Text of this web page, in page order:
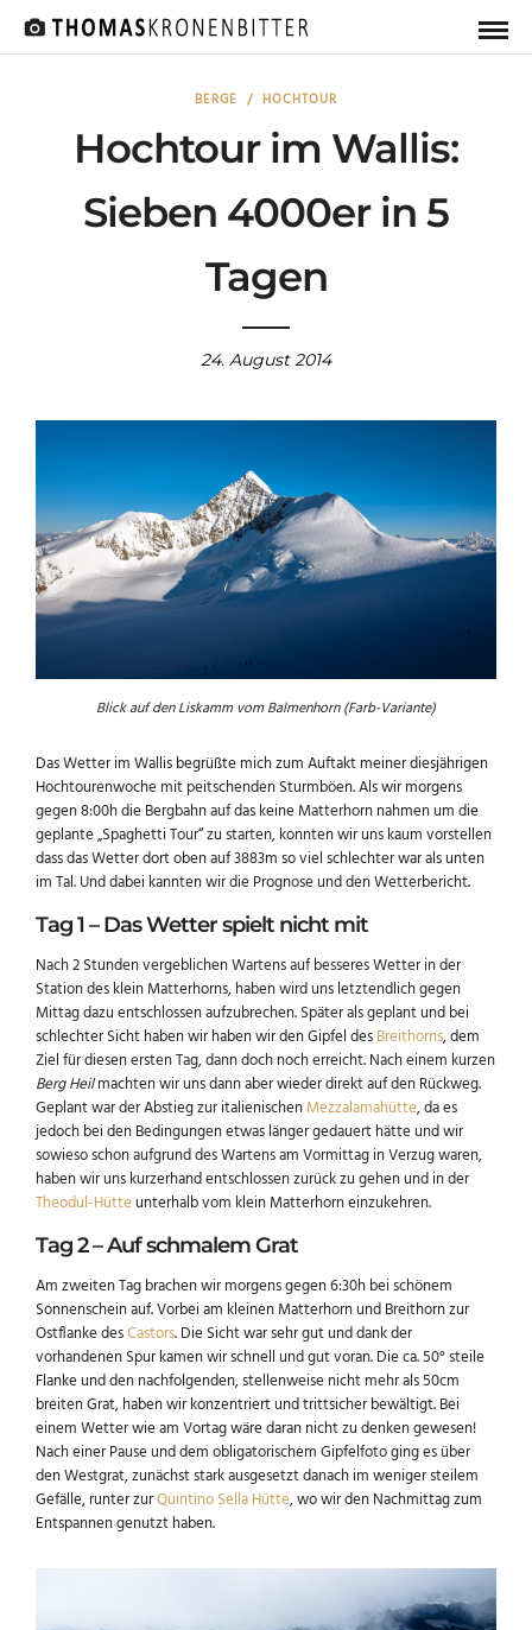
BERGE / HOCHTOUR
Hochtour im Wallis:
Sieben 4000er in 5
Tagen
24. August 2014
Blick auf den Liskamm vom Balmenhorn (Farb-Variante)
Das Wetter im Wallis begrüßte mich zum Auftakt meiner diesjährigen
Hochtourenwoche mit peitschenden Sturmböen. Als wir morgens
gegen 8:00h die Bergbahn auf das keine Matterhorn nahmen um die
geplante „Spaghetti Tour“ zu starten, konnten wir uns kaum vorstellen
dass das Wetter dort oben auf 3883m so viel schlechter war als unten
im Tal. Und dabei kannten wir die Prognose und den Wetterbericht.
Tag 1 – Das Wetter spielt nicht mit
Nach 2 Stunden vergeblichen Wartens auf besseres Wetter in der
Station des klein Matterhorns, haben wird uns letztendlich gegen
Mittag dazu entschlossen aufzubrechen. Später als geplant und bei
schlechter Sicht haben wir haben wir den Gipfel desBreithorns, dem
Ziel für diesen ersten Tag, dann doch noch erreicht. Nach einem kurzen
Berg Heilmachten wir uns dann aber wieder direkt auf den Rückweg.
Geplant war der Abstieg zur italienischenMezzalamahütte, da es
jedoch bei den Bedingungen etwas länger gedauert hätte und wir
sowieso schon aufgrund des Wartens am Vormittag in Verzug waren,
haben wir uns kurzerhand entschlossen zurück zu gehen und in der
Theodul-Hütteunterhalb vom klein Matterhorn einzukehren.
Tag 2 – Auf schmalem Grat
Am zweiten Tag brachen wir morgens gegen 6:30h bei schönem
Sonnenschein auf. Vorbei am kleinen Matterhorn und Breithorn zur
Ostflanke desCastors. Die Sicht war sehr gut und dank der
vorhandenen Spur kamen wir schnell und gut voran. Die ca. 50° steile
Flanke und den nachfolgenden, stellenweise nicht mehr als 50cm
breiten Grat, haben wir konzentriert und trittsicher bewältigt. Bei
einem Wetter wie am Vortag wäre daran nicht zu denken gewesen!
Nach einer Pause und dem obligatorischem Gipfelfoto ging es über
den Westgrat, zunächst stark ausgesetzt danach im weniger steilem
Gefälle, runter zurQuintino Sella Hütte, wo wir den Nachmittag zum
Entspannen genutzt haben.